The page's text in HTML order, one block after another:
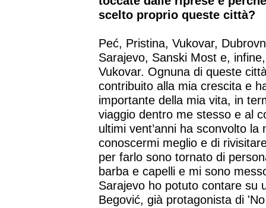
scelto proprio queste città?
Peć, Pristina, Vukovar,
Sarajevo, Sanski Most e,
Vukovar. Ognuna di queste
contribuito alla mia crescita e
importante della mia vita, in
viaggio dentro me stesso e al
ultimi vent’anni ha sconvolto
conoscermi meglio e di
per farlo sono tornato di
barba e capelli e mi sono
Sarajevo ho potuto contare su
Begović, già protagonista di